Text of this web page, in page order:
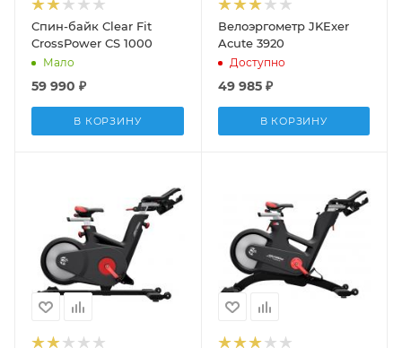
Спин-байк Clear Fit
CrossPower CS 1000
Мало
59 990 ₽
В КОРЗИНУ
Велоэргометр JKExer
Acute 3920
Доступно
49 985₽
В КОРЗИНУ